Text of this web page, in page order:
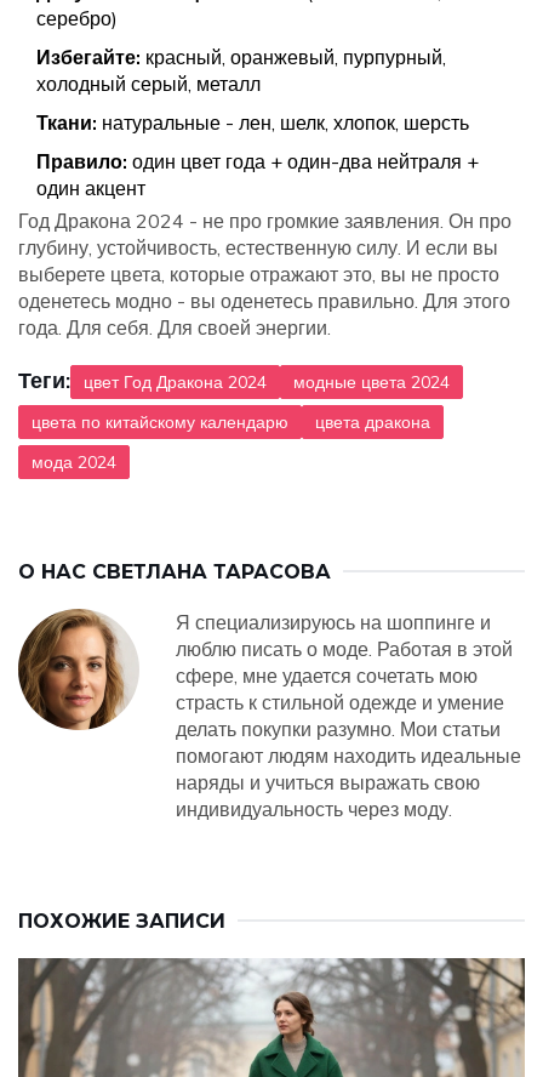
серебро)
Избегайте: красный, оранжевый, пурпурный,
холодный серый, металл
Ткани: натуральные - лен, шелк, хлопок, шерсть
Правило: один цвет года + один-два нейтраля +
один акцент
Год Дракона 2024 - не про громкие заявления. Он про
глубину, устойчивость, естественную силу. И если вы
выберете цвета, которые отражают это, вы не просто
оденетесь модно - вы оденетесь правильно. Для этого
года. Для себя. Для своей энергии.
Теги: цвет Год Дракона 2024
модные цвета 2024
цвета по китайскому календарю
цвета дракона
мода 2024
О НАС СВЕТЛАНА ТАРАСОВА
Я специализируюсь на шоппинге и
люблю писать о моде. Работая в этой
сфере, мне удается сочетать мою
страсть к стильной одежде и умение
делать покупки разумно. Мои статьи
помогают людям находить идеальные
наряды и учиться выражать свою
индивидуальность через моду.
ПОХОЖИЕ ЗАПИСИ